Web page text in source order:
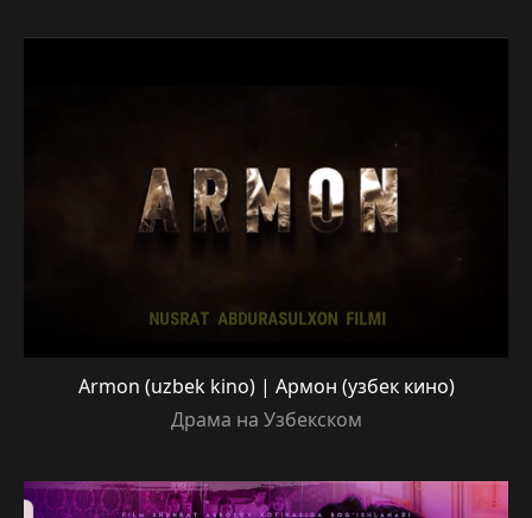
Armon (uzbek kino) | Армон (узбек кино)
Драма на Узбекском